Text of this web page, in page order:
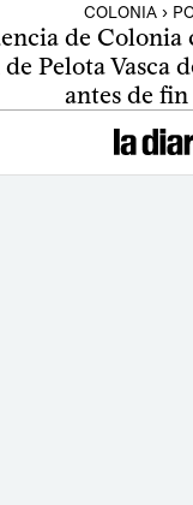
COLONIA ›
de Colonia
Pelota Vasca
antes de